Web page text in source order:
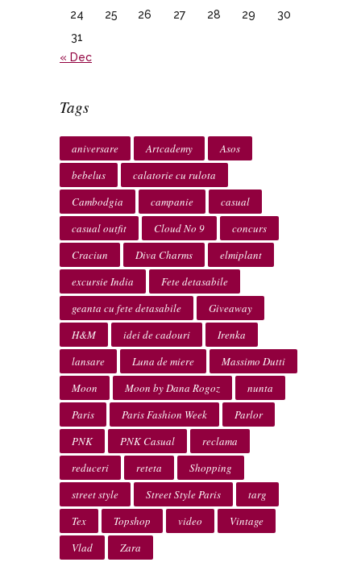
24
25 26 27 28 29
30
31
« Dec
Tags
aniversare Artcademy
Asos
bebelus
calatorie cu rulota
Cambodgia
campanie
casual
casual outfit
Cloud No 9
concurs
Craciun
Diva Charms
elmiplant
excursie India
Fete detasabile
geanta cu fete detasabile
Giveaway
H&M
idei de cadouri
Irenka
lansare
Luna de miere
Massimo Dutti
Moon
Moon by Dana Rogoz
nunta
Paris
Paris Fashion Week
Parlor
PNK
PNK Casual
reclama
reduceri
reteta
Shopping
street style
Street Style Paris
targ
Tex
Topshop video
Vintage
Vlad
Zara